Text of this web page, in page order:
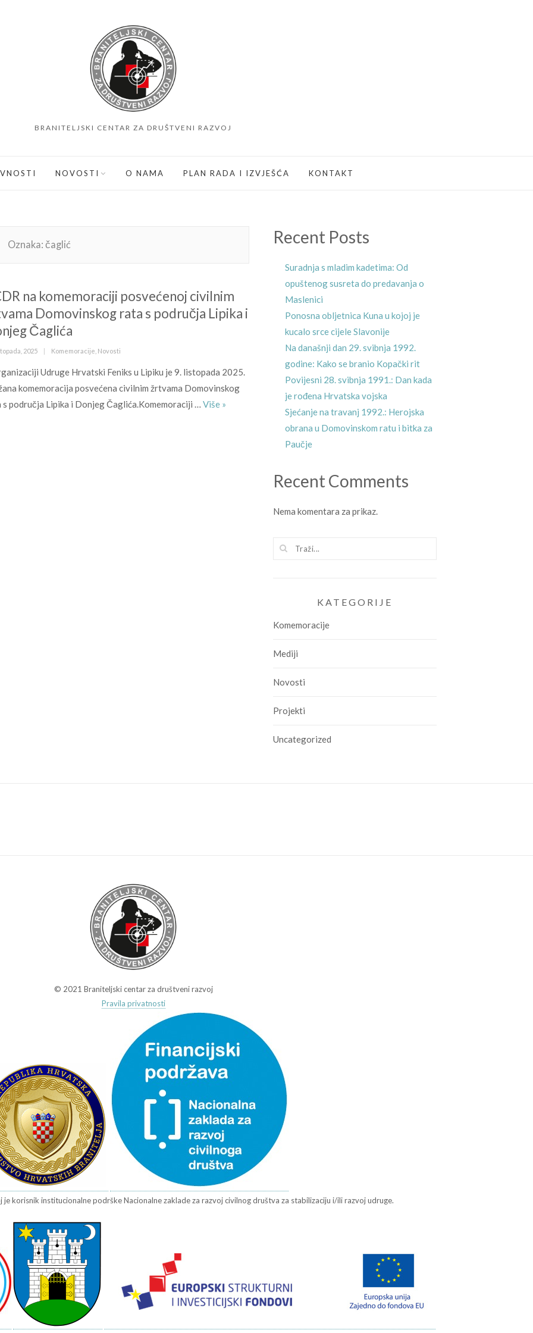
BRANITELJSKI CENTAR ZA DRUŠTVENI RAZVOJ
NOVOSTI O NAMA PLAN RADA I IZVJEŠĆA KONTAKT
Oznaka:čaglić
na komemoraciji posvećenoj civilnim
Domovinskog rata s područja Lipika i
Čaglića
2025 Kategorije
Komemoracije Novosti
Udruge Hrvatski Feniks u Lipiku je 9. listopada 2025.
komemoracija posvećena civilnim žrtvama Domovinskog
s područja Lipika i Donjeg Čaglića.Komemoraciji … Više BCDR na komemoraciji posvećenoj civilnim žrtvama Domovinskog rata s
»
Recent Posts
Suradnja s mladim kadetima: Od
opuštenog susreta do predavanja o
Maslenici
Ponosna obljetnica Kuna u kojoj je
kucalo srce cijele Slavonije
Na današnji dan 29. svibnja 1992.
godine: Kako se branio Kopački rit
Povijesni 28. svibnja 1991.: Dan kada
je rođena Hrvatska vojska
Sjećanje na travanj 1992.: Herojska
obrana u Domovinskom ratu i bitka za
Paučje
Recent Comments
Nema komentara za prikaz.
KATEGORIJE
Komemoracije
Mediji
Novosti
Projekti
Uncategorized
© 2021 Braniteljski centar za društveni razvoj
Pravila privatnosti
korisnik institucionalne podrške Nacionalne zaklade za razvoj civilnog društva za stabilizaciju i/ili razvoj udruge.